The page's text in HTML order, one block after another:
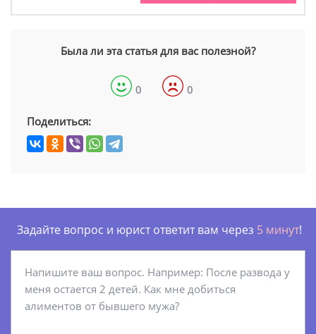
Была ли эта статья для вас полезной?
0 0
Поделиться:
Задайте вопрос и юрист ответит вам через 5 минут!